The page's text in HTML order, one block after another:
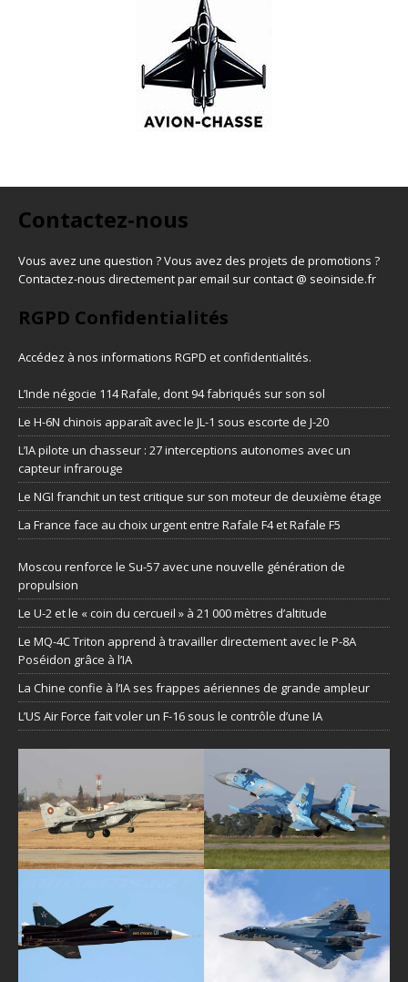
Contactez-nous
Vous avez une question ? Vous avez des projets de promotions ?
Contactez-nous directement par email sur contact @ seoinside.fr
RGPD Confidentialités
Accédez à nos informations RGPD et confidentialités.
L’Inde négocie 114 Rafale, dont 94 fabriqués sur son sol
Le H-6N chinois apparaît avec le JL-1 sous escorte de J-20
L’IA pilote un chasseur : 27 interceptions autonomes avec un
capteur infrarouge
Le NGI franchit un test critique sur son moteur de deuxième étage
La France face au choix urgent entre Rafale F4 et Rafale F5
Moscou renforce le Su-57 avec une nouvelle génération de
propulsion
Le U-2 et le « coin du cercueil » à 21 000 mètres d’altitude
Le MQ-4C Triton apprend à travailler directement avec le P-8A
Poséidon grâce à l’IA
La Chine confie à l’IA ses frappes aériennes de grande ampleur
L’US Air Force fait voler un F-16 sous le contrôle d’une IA